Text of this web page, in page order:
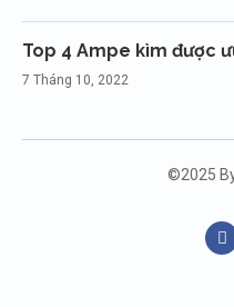
Top 4 Ampe kìm được
7 Tháng 10, 2022
©2025